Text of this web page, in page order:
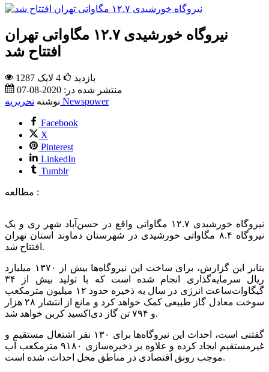
نیروگاه خورشیدی ۱۲.۷ مگاواتی تهران
افتتاح شد
1287 بازدید 4 لایک
منتشر شده در: 2020-08-07
نوشته تحریریه Newspower
Facebook
X
Pinterest
LinkedIn
Tumblr
مطالعه :
نیروگاه خورشیدی ۱۲.۷ مگاواتی واقع در حسن‌آباد شهر ری و یک
نیروگاه ۸.۴ مگاواتی خورشیدی در شهرستان دماوند استان تهران
افتتاح شد.
بنابر این گزارش، برای ساخت این نیروگاه‌ها بیش از ۱۳۷۰ میلیارد
ریال سرمایه‌گذاری انجام شده است که با تولید بیش از ۳۴
گیگاوات‌ساعت انرژی در سال به ذخیره حدود ۱۲ میلیون مترمکعب
سوخت معادل گاز طبیعی کمک خواهد کرد و مانع از انتشار ۲۸ هزار
و ۷۹۴ تن گاز دی‌اکسید کربن خواهد شد.
گفتنی است، احداث این نیروگاه‌ها برای ۱۳۰ نفر اشتغال مستقیم و
غیرمستقیم ایجاد کرده و علاوه بر ذخیره‌سازی ۹۱۸۰ مترمکعب آب
موجب رونق اقتصادی در مناطق محل احداث، شده است.